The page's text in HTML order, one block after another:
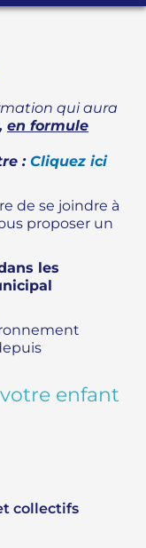
qui aura
en formule
: Cliquez ici
de se joindre à
proposer un
les
enfant
collectifs